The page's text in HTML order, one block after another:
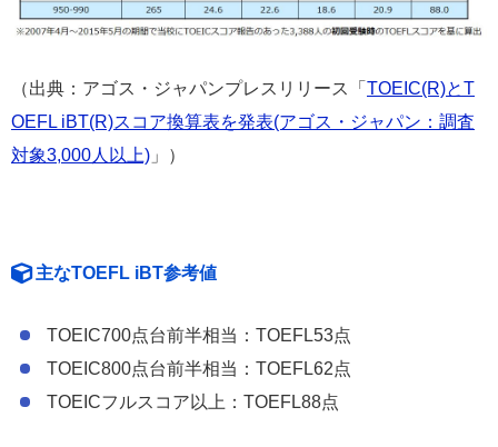
（出典：アゴス・ジャパンプレスリリース「 TOEIC(R)とT
OEFL iBT(R)スコア換算表を発表(アゴス・ジャパン：調査
対象3,000人以上) 」）
主なTOEFL iBT参考値
TOEIC700点台前半相当：TOEFL53点
TOEIC800点台前半相当：TOEFL62点
TOEICフルスコア以上：TOEFL88点